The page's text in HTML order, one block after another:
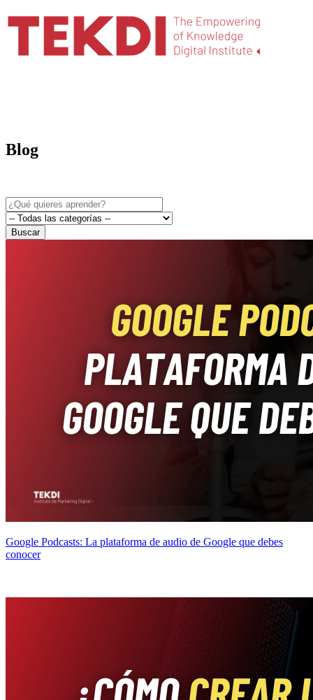
Blog
Buscar
Google Podcasts: La plataforma de audio de Google que debes
conocer